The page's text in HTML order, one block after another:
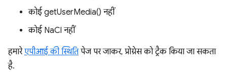
कोई getUserMedia() नहीं
कोई NaCl नहीं
हमारेएपीआई की स्थितिपेज पर जाकर, प्रोग्रेस को ट्रैक किया जा सकता
है.